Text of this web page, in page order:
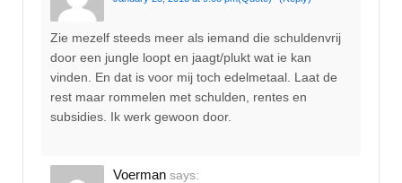
Zie mezelf steeds meer als iemand die schuldenvrij
door een jungle loopt en jaagt/plukt wat ie kan
vinden. En dat is voor mij toch edelmetaal. Laat de
rest maar rommelen met schulden, rentes en
subsidies. Ik werk gewoon door.
Voerman says: